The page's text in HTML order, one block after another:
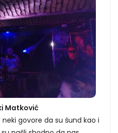
Matković
govore da su šund kao i